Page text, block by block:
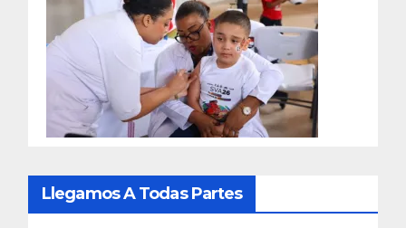
Llegamos A Todas Partes